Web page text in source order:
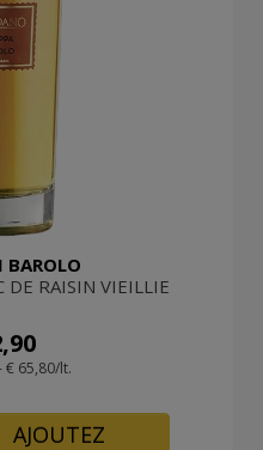
BAROLO
DE RAISIN VIEILLIE
€ 65,80/lt.
AJOUTEZ